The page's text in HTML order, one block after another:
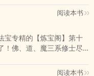
后阳光带来的慵懒惬意，
受生活，享受小说给您带
本站全面拒绝弹窗
今，绝世双恶惊天动地，
，成就一段前无古人的恶
名《英雄狂想》，书
们记得把推荐票都给老楼
的一本新书：《道亦是
块捧场。
无名》还不错的话请不要
阅读本书
宝专精的【炼宝阁】第十
！佛、道、魔三系修士尽
手法宝可用…… 造化弄人，
雳之下虽是灰飞湮灭，却
阅读本书